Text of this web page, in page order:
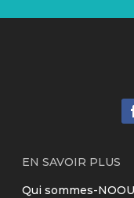
EN SAVOIR PLUS
Qui sommes-